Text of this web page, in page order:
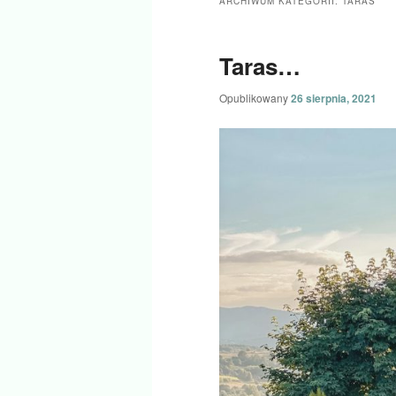
Taras…
Opublikowany26 sierpnia, 2021